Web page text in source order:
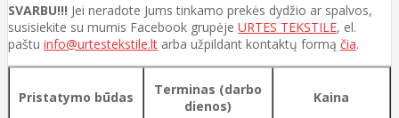
SVARBU!!! Jei neradote Jums tinkamo prekės dydžio ar spalvos,
susisiekite su mumis Facebook grupėje URTES TEKSTILE, el.
paštu info@urtestekstile.lt arba užpildant kontaktų formą čia.
Pristatymo būdas
Terminas (darbo
dienos)
Kaina